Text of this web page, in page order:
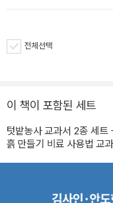
전체선택
이 책이 포함된 세트
텃밭농사 교과서 2종 세
흙 만들기 비료 사용법 교